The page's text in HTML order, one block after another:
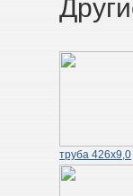
труба 426х9,0